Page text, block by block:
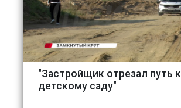
"Застройщик отрезал путь к
детскому саду"